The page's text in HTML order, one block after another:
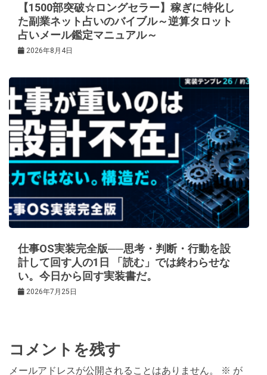
【1500部突破☆ロングセラー】稼ぎに特化し
た副業ネット占いのバイブル～逆算タロット
占いメール鑑定マニュアル～
2026年8月4日
仕事OS実装完全版──思考・判断・行動を設
計して回す人の1日 「読む」では終わらせな
い。今日から回す実装書だ。
2026年7月25日
コメントを残す
メールアドレスが公開されることはありません。 ※ が